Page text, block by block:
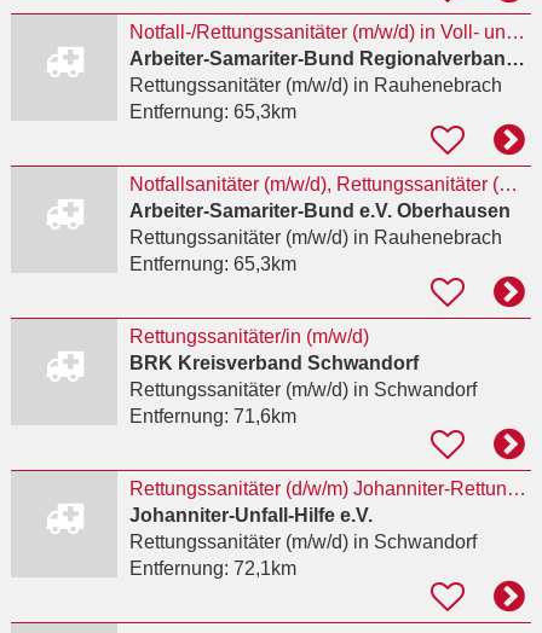
Notfall-/Rettungssanitäter (m/w/d) in Voll- und Teilzeit
Arbeiter-Samariter-Bund Regionalverband Würzburg-Mainfranken e.V.
Rettungssanitäter (m/w/d)in Rauhenebrach
Entfernung: 65,3km
Notfallsanitäter (m/w/d), Rettungssanitäter (m/w/d)
Arbeiter-Samariter-Bund e.V. Oberhausen
Rettungssanitäter (m/w/d)in Rauhenebrach
Entfernung: 65,3km
Rettungssanitäter/in (m/w/d)
BRK Kreisverband Schwandorf
Rettungssanitäter (m/w/d)in Schwandorf
Entfernung: 71,6km
Rettungssanitäter (d/w/m) Johanniter-Rettungswache Schwandorf
Johanniter-Unfall-Hilfe e.V.
Rettungssanitäter (m/w/d)in Schwandorf
Entfernung: 72,1km